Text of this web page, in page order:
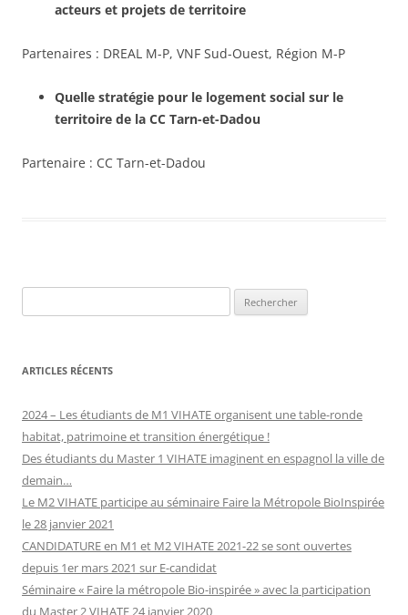
acteurs et projets de territoire
Partenaires : DREAL M-P, VNF Sud-Ouest, Région M-P
Quelle stratégie pour le logement social sur le
territoire de la CC Tarn-et-Dadou
Partenaire : CC Tarn-et-Dadou
ARTICLES RÉCENTS
2024 – Les étudiants de M1 VIHATE organisent une table-ronde
habitat, patrimoine et transition énergétique !
Des étudiants du Master 1 VIHATE imaginent en espagnol la ville de
demain…
Le M2 VIHATE participe au séminaire Faire la Métropole BioInspirée
le 28 janvier 2021
CANDIDATURE en M1 et M2 VIHATE 2021-22 se sont ouvertes
depuis 1er mars 2021 sur E-candidat
Séminaire « Faire la métropole Bio-inspirée » avec la participation
du Master 2 VIHATE 24 janvier 2020